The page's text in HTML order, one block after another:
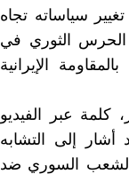
سياساته تجاه
الحرس الثوري في
الإيرانية
عبر الفيديو
أشار إلى التشابه
الشعب السوري ضد